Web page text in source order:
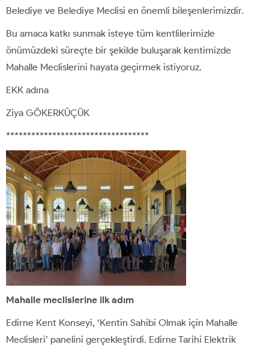
Belediye ve Belediye Meclisi en önemli bileşenlerimizdir.
Bu amaca katkı sunmak isteye tüm kentlilerimizle
önümüzdeki süreçte bir şekilde buluşarak kentimizde
Mahalle Meclislerini hayata geçirmek istiyoruz.
EKK adına
Ziya GÖKERKÜÇÜK
**********************************
Mahalle meclislerine ilk adım
Edirne Kent Konseyi, ‘Kentin Sahibi Olmak için Mahalle
Meclisleri’ panelini gerçekleştirdi. Edirne Tarihi Elektrik